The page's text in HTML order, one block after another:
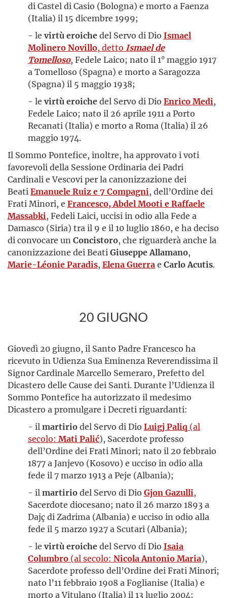
di Castel di Casio (Bologna) e morto a Faenza
(Italia) il 15 dicembre 1999;
- le virtù eroichedel Servo di Dio Ismael
Molinero Novillo, detto Ismael de
Tomelloso, Fedele Laico; nato il 1° maggio 1917
a Tomelloso (Spagna) e morto a Saragozza
(Spagna) il 5 maggio 1938;
- le virtù eroichedel Servo di Dio Enrico Medi,
Fedele Laico; nato il 26 aprile 1911 a Porto
Recanati (Italia) e morto a Roma (Italia) il 26
maggio 1974.
Il Sommo Pontefice, inoltre, ha approvato i voti
favorevoli della Sessione Ordinaria dei Padri
Cardinali e Vescovi per la canonizzazione dei
Beati Emanuele Ruiz e 7 Compagni, dell’Ordine dei
Frati Minori, e Francesco, Abdel Mooti e Raffaele
Massabki, Fedeli Laici, uccisi in odio alla Fede a
Damasco (Siria) tra il 9 e il 10 luglio 1860, e ha deciso
di convocare un Concistoro, che riguarderà anche la
canonizzazione dei Beati Giuseppe Allamano,
Marie-Léonie Paradis, Elena Guerra e Carlo Acutis.
20 GIUGNO
Giovedì 20 giugno, il Santo Padre Francesco ha
ricevuto in Udienza Sua Eminenza Reverendissima il
Signor Cardinale Marcello Semeraro, Prefetto del
Dicastero delle Cause dei Santi. Durante l’Udienza il
Sommo Pontefice ha autorizzato il medesimo
Dicastero a promulgare i Decreti riguardanti:
- il martiriodel Servo di Dio Luigj Paliq (al
secolo: Mati Palić), Sacerdote professo
dell’Ordine dei Frati Minori; nato il 20 febbraio
1877 a Janjevo (Kosovo) e ucciso in odio alla
fede il 7 marzo 1913 a Peje (Albania);
- il martiriodel Servo di Dio Gjon Gazulli,
Sacerdote diocesano; nato il 26 marzo 1893 a
Dajç di Zadrima (Albania) e ucciso in odio alla
fede il 5 marzo 1927 a Scutari (Albania);
- le virtù eroichedel Servo di Dio Isaia
Columbro (al secolo: Nicola Antonio Maria),
Sacerdote professo dell’Ordine dei Frati Minori;
nato l’11 febbraio 1908 a Foglianise (Italia) e
morto a Vitulano (Italia) il 13 luglio 2004;